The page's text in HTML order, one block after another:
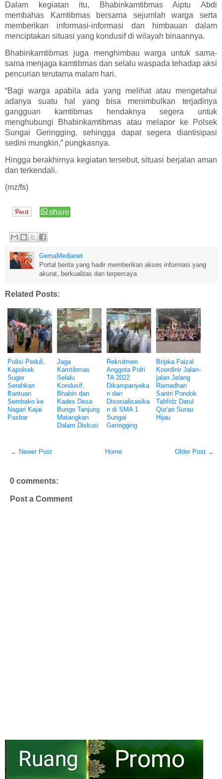
Dalam kegiatan itu, Bhabinkamtibmas Aiptu Abdi
membahas Kamtibmas bersama sejumlah warga serta
memberikan informasi-informasi dan himbauan dalam
menciptakan situasi yang kondusif di wilayah binaannya.
Bhabinkamtibmas juga menghimbau warga untuk sama-
sama menjaga kamtibmas dan selalu waspada tehadap aksi
pencurian terutama malam hari.
“Bagi warga apabila ada yang melihat atau mengetahui
adanya suatu hal yang bisa menimbulkan terjadinya
gangguan kamtibmas hendaknya segera untuk
menghubungi Bhabinkamtibmas atau melapor ke Polsek
Sungai Geringging, sehingga dapat segera diantisipasi
sedini mungkin,” pungkasnya.
Hingga berakhirnya kegiatan tersebut, situasi berjalan aman
dan terkendali.
(mz/fs)
GemaMedianet
Portal berita yang hadir memberikan akses informasi yang
akurat, berkualitas dan terpercaya
Related Posts:
Polisi Peduli,
Kapolsek
Suger
Serahkan
Bantuan
Sembako ke
Nagari Kajai
Pasbar
Jaga
Kamtibmas
Selalu
Kondusif,
Bhabin dan
Kades Desa
Bungo Tanjung
Matangkan
Dalam Diskusi
Rekrutmen
Anggota Polri
TA 2022
Dikampanyeka
n dan
Disosialisasika
n di SMA 1
Sungai
Geringging
Bripka Faizal
Koordinir Jalan-
jalan Jelang
Ramadhan
Santri Pondok
Tahfidz Darul
Qur'an Surau
Hijau
← Newer Post Older Post →
Home
0 comments:
Post a Comment